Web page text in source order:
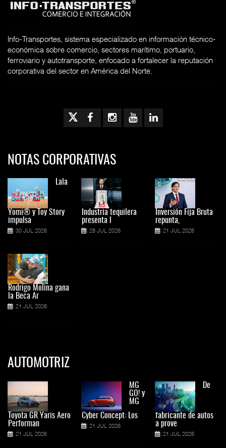
Info-Transportes, sistema especializado en información técnico-
económica sobre comercio, sectores marítimo, portuario,
ferroviario y autotransporte, enfocado a fortalecer la reputación
corporativa del sector en América del Norte.
NOTAS CORPORATIVAS
Lala
Yomi® y Toy Story
impulsa
30 JUL 2026
Rodrigo Molina gana
la Beca Ar
21 JUL 2026
Industria tequilera
presenta l
28 JUL 2026
Inversión Fija Bruta
repunta,
21 JUL 2026
AUTOMOTRIZ
Toyota GR Yaris Aero
Performan
21 JUL 2026
MG
GO! y
MG
Cyber Concept: Los
21 JUL 2026
De
fabricante de autos
a prove
21 JUL 2026